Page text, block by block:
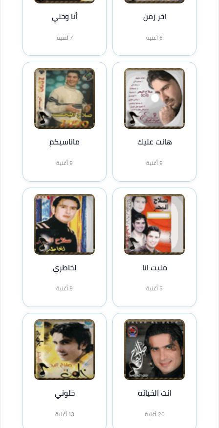
اخر زمن
6 أغنية
أنا وخلي
7 أغنية
هانت عليك
9 أغنية
ماناسيكم
9 أغنية
مليت انا
5 أغنية
لخاطري
9 أغنية
انت الخيانه
20 أغنية
خلوني
13 أغنية